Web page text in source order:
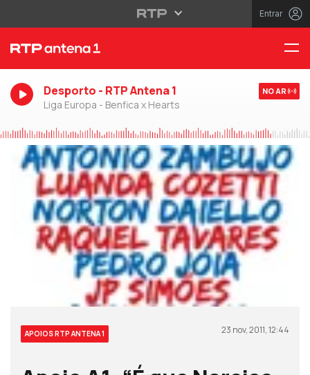
Entrar
Desporto - RTP Antena 1
Liga Europa - Benfica x Hearts
NO AR
APOIOS RTP ANTENA 1 23 nov, 2011, 12:44